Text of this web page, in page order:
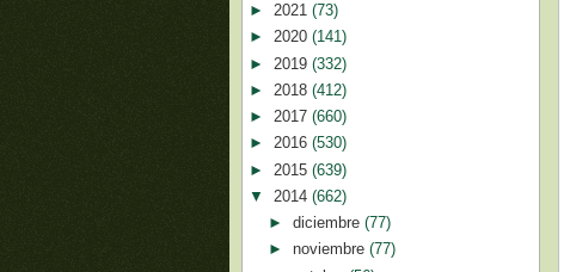
► 2021 (73)
► 2020 (141)
► 2019 (332)
► 2018 (412)
► 2017 (660)
► 2016 (530)
► 2015 (639)
▼ 2014 (662)
► diciembre (77)
► noviembre (77)